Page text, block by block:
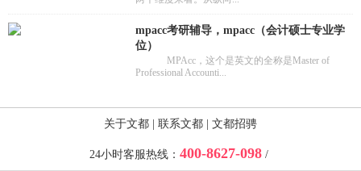
mpacc考研辅导，mpacc（会计硕士专业学
位）
MPAcc，这个是英文的全称是Master of
Professional Accounti...
关于文都 | 联系文都 | 文都招骋
24小时客服热线： 400-8627-098 /